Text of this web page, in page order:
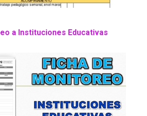
a Instituciones Educativas